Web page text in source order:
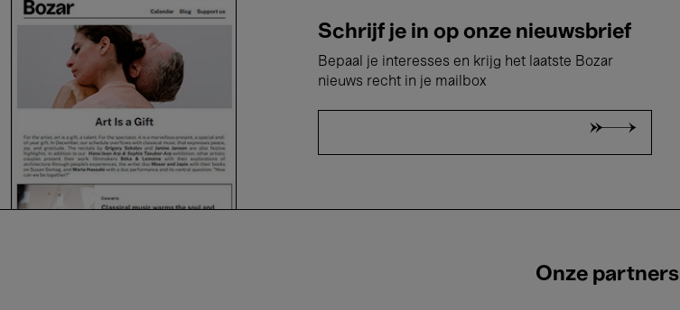
Schrijf je in op onze nieuwsbrief
Bepaal je interesses en krijg het laatste Bozar
nieuws recht in je mailbox
Onze partners